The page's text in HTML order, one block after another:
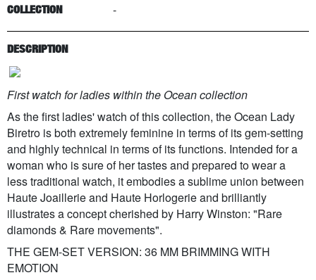
COLLECTION -
DESCRIPTION
First watch for ladies within the Ocean collection
As the first ladies' watch of this collection, the Ocean Lady
Biretro is both extremely feminine in terms of its gem-setting
and highly technical in terms of its functions. Intended for a
woman who is sure of her tastes and prepared to wear a
less traditional watch, it embodies a sublime union between
Haute Joaillerie and Haute Horlogerie and brilliantly
illustrates a concept cherished by Harry Winston: "Rare
diamonds & Rare movements".
THE GEM-SET VERSION: 36 MM BRIMMING WITH
EMOTION